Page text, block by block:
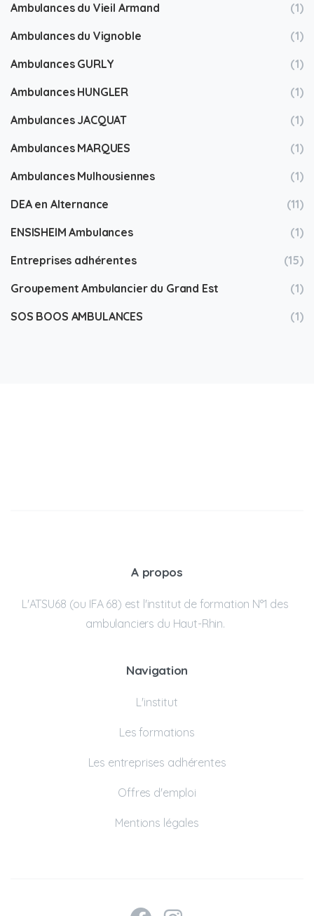
Ambulances du Vieil Armand
(1)
Ambulances du Vignoble
(1)
Ambulances GURLY
(1)
Ambulances HUNGLER
(1)
Ambulances JACQUAT
(1)
Ambulances MARQUES
(1)
Ambulances Mulhousiennes
(1)
DEA en Alternance
(11)
ENSISHEIM Ambulances
(1)
Entreprises adhérentes
(15)
Groupement Ambulancier du Grand Est
(1)
SOS BOOS AMBULANCES
(1)
A propos
L'ATSU68 (ou IFA 68) est l'institut de formation N°1 des
ambulanciers du Haut-Rhin.
Navigation
L'institut
Les formations
Les entreprises adhérentes
Offres d'emploi
Mentions légales